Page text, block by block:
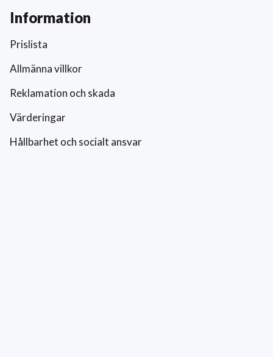
Information
Prislista
Allmänna villkor
Reklamation och skada
Värderingar
Hållbarhet och socialt ansvar